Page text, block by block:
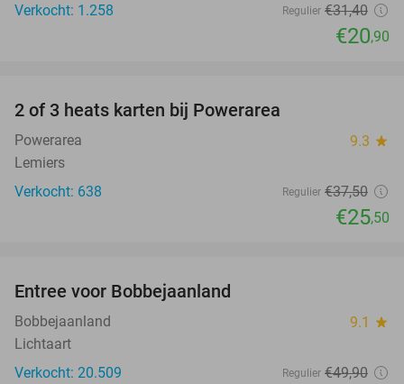
Verkocht: 1.258
Regulier €31,40
€20,90
2 of 3 heats karten bij Powerarea
Powerarea 9.3 star
Lemiers
Verkocht: 638
Regulier €37,50
€25,50
Entree voor Bobbejaanland
Bobbejaanland 9.1 star
Lichtaart
Verkocht: 20.509
Regulier €49,90